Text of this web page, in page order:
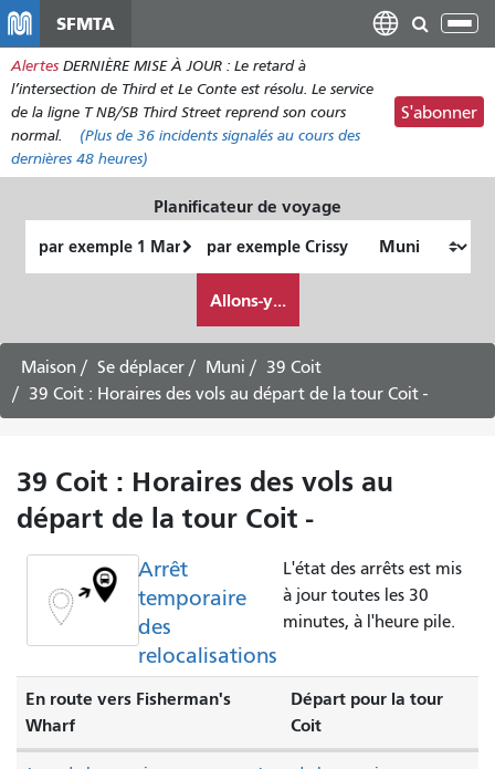
contenu
principal
SFMTA
Alertes DERNIÈRE MISE À JOUR : Le retard à
l’intersection de Third et Le Conte est résolu. Le service
de la ligne T NB/SB Third Street reprend son cours
normal.
(Plus de 36 incidents signalés au cours des
dernières 48 heures)
S'abonner
Planificateur de voyage
de
final
je
veux
voyager
Allons-y...
Maison Se déplacer Muni
39 Coit
39 Coit : Horaires des vols au départ de la tour Coit -
39 Coit : Horaires des vols au
départ de la tour Coit -
Arrêt
temporaire
des
relocalisations
L'état des arrêts est mis
à jour toutes les 30
minutes, à l'heure pile.
En route vers Fisherman's
Wharf
Départ pour la tour
Coit